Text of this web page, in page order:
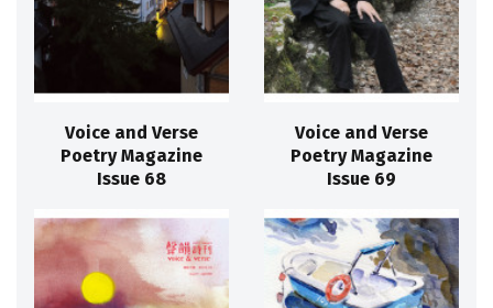
Voice and Verse
Poetry Magazine
Issue 68
Voice and Verse
Poetry Magazine
Issue 69